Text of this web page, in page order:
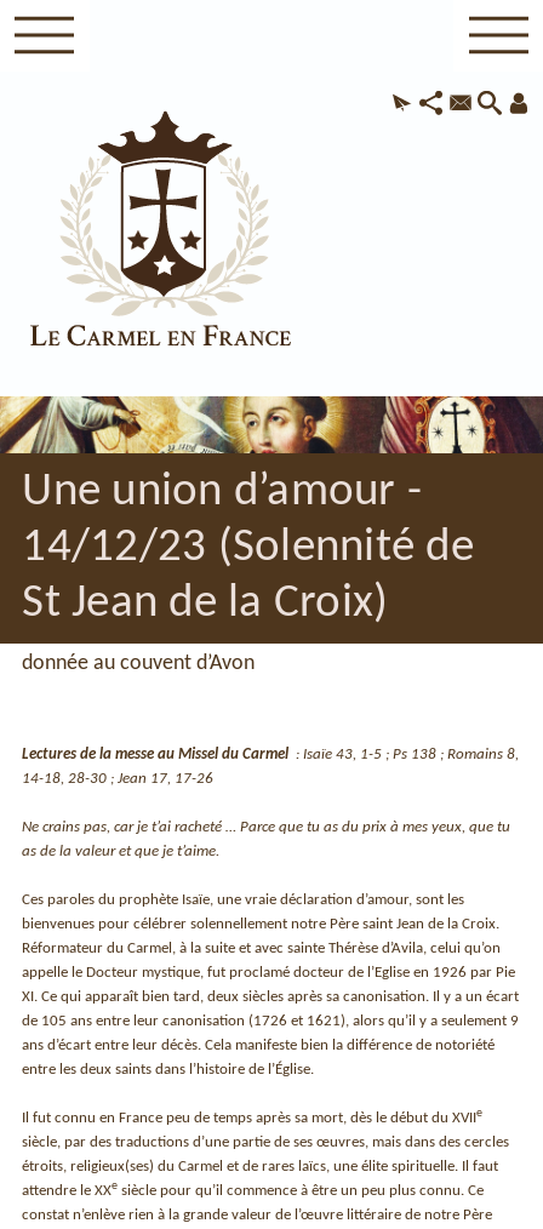
Une union d’amour -
14/12/23 (Solennité de
St Jean de la Croix)
donnée au couvent d’Avon
Lectures de la messe au Missel du Carmel : Isaïe 43, 1-5 ; Ps 138 ; Romains 8,
14-18, 28-30 ; Jean 17, 17-26
Ne crains pas, car je t’ai racheté … Parce que tu as du prix à mes yeux, que tu
as de la valeur et que je t’aime.
Ces paroles du prophète Isaïe, une vraie déclaration d’amour, sont les
bienvenues pour célébrer solennellement notre Père saint Jean de la Croix.
Réformateur du Carmel, à la suite et avec sainte Thérèse d’Avila, celui qu’on
appelle le Docteur mystique, fut proclamé docteur de l’Eglise en 1926 par Pie
XI. Ce qui apparaît bien tard, deux siècles après sa canonisation. Il y a un écart
de 105 ans entre leur canonisation (1726 et 1621), alors qu’il y a seulement 9
ans d’écart entre leur décès. Cela manifeste bien la différence de notoriété
entre les deux saints dans l’histoire de l’Église.
Il fut connu en France peu de temps après sa mort, dès le début du XVIIe
siècle, par des traductions d’une partie de ses œuvres, mais dans des cercles
étroits, religieux(ses) du Carmel et de rares laïcs, une élite spirituelle. Il faut
attendre le XXe siècle pour qu’il commence à être un peu plus connu. Ce
constat n’enlève rien à la grande valeur de l’œuvre littéraire de notre Père